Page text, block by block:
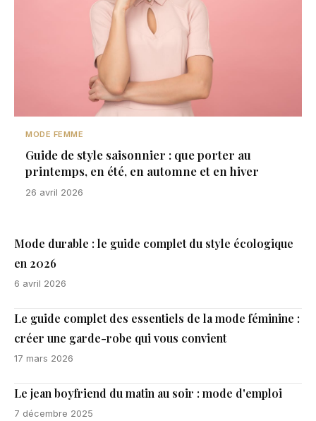
MODE FEMME
Guide de style saisonnier : que porter au
printemps, en été, en automne et en hiver
26 avril 2026
Mode durable : le guide complet du style écologique
en 2026
6 avril 2026
Le guide complet des essentiels de la mode féminine :
créer une garde-robe qui vous convient
17 mars 2026
Le jean boyfriend du matin au soir : mode d'emploi
7 décembre 2025